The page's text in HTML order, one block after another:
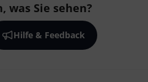
was Sie sehen?
Hilfe & Feedback